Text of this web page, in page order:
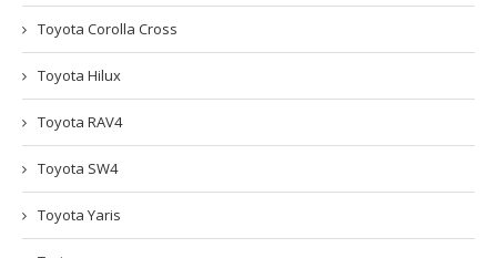
Toyota Corolla Cross
Toyota Hilux
Toyota RAV4
Toyota SW4
Toyota Yaris